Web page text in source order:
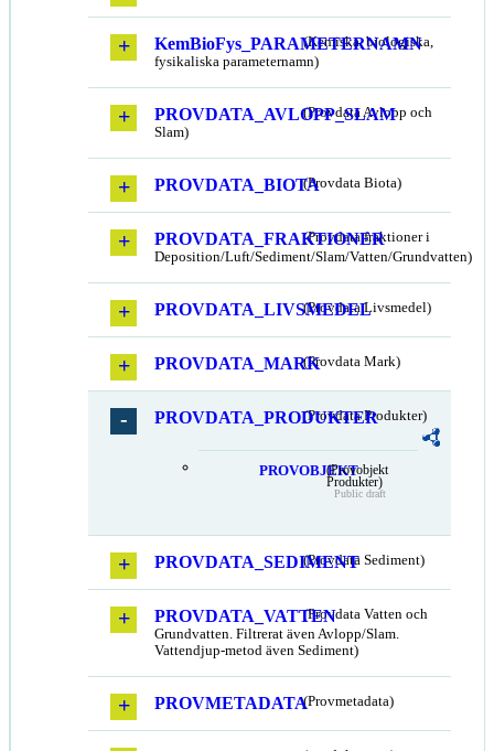
KemBioFys_PARAMETERNAMN
(Kemiska, biologiska,
fysikaliska parameternamn)
PROVDATA_AVLOPP_SLAM
(Provdata Avlopp och
Slam)
PROVDATA_BIOTA(Provdata Biota)
PROVDATA_FRAKTIONER
(Provdata fraktioner i
Deposition/Luft/Sediment/Slam/Vatten/Grundvatten)
PROVDATA_LIVSMEDEL
(Provdata Livsmedel)
PROVDATA_MARK(Provdata Mark)
PROVDATA_PRODUKTER
(Provdata Produkter)
PROVOBJEKT(Provobjekt
Produkter)
Public draft
PROVDATA_SEDIMENT(Provdata Sediment)
PROVDATA_VATTEN(Provdata Vatten och
Grundvatten. Filtrerat även Avlopp/Slam.
Vattendjup-metod även Sediment)
PROVMETADATA(Provmetadata)